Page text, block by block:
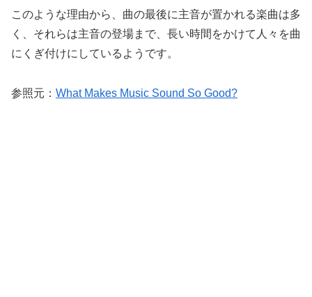
このような理由から、曲の最後に主音が置かれる楽曲は多
く、それらは主音の登場まで、長い時間をかけて人々を曲
にくぎ付けにしているようです。
参照元： What Makes Music Sound So Good?